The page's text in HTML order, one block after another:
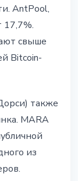
AntPool,
17,7%.
свыше
Bitcoin-
также
MARA
из